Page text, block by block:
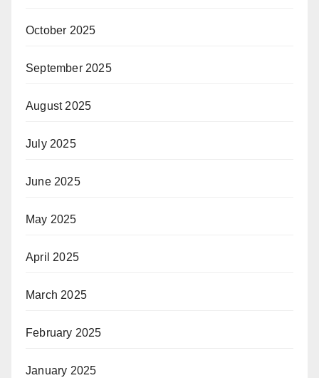
October 2025
September 2025
August 2025
July 2025
June 2025
May 2025
April 2025
March 2025
February 2025
January 2025